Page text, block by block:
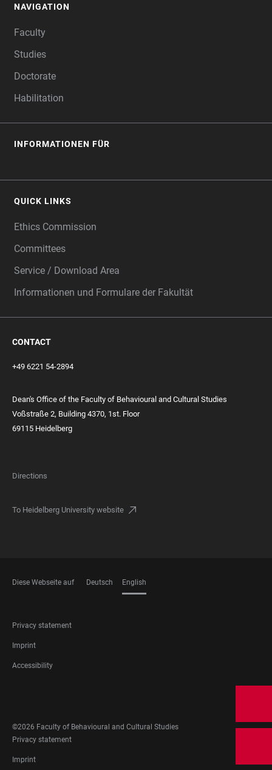
NAVIGATION
Faculty
Studies
Doctorate
Habilitation
INFORMATIONEN FÜR
QUICK LINKS
Ethics Commission
Committees
Service / Download Area
Informationen und Formulare der Fakultät
CONTACT
+49 6221 54-2894
Dean's Office of the Faculty of Behavioural and Cultural Studies
Voßstraße 2, Building 4370, 1st. Floor
69115 Heidelberg
Directions
To Heidelberg University website
Diese Webseite auf Deutsch English
FOOTER
LEGAL
Privacy statement
Imprint
Accessibility
MEDIA
©2026 Faculty of Behavioural and Cultural Studies
FOOTER
LEGAL
Privacy statement
Imprint